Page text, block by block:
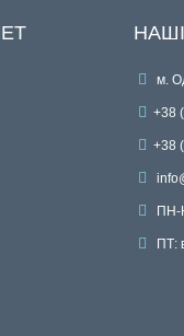
м.
+38
+38
ПН-
ПТ: